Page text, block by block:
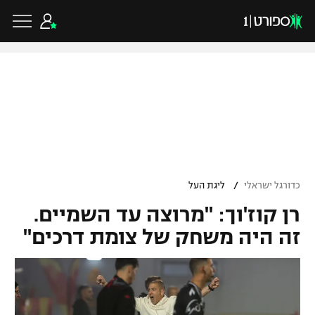
גביע הטוטו
ליגת האלופות
ליגה אירופית
כדורסל ישראלי
ליגת ווינר סל
כדורגל ישראלי / ליגת העל
רן קוז'וך: "מרוצה עד השמיים.
זה היה משחק של צומת דרכים"